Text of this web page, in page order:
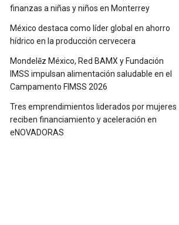
finanzas a niñas y niños en Monterrey
México destaca como líder global en ahorro
hídrico en la producción cervecera
Mondelēz México, Red BAMX y Fundación
IMSS impulsan alimentación saludable en el
Campamento FIMSS 2026
Tres emprendimientos liderados por mujeres
reciben financiamiento y aceleración en
eNOVADORAS